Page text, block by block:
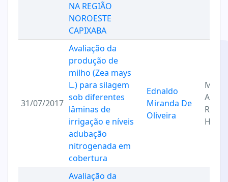
NA REGIÃO
NOROESTE
CAPIXABA
31/07/2017
Avaliação da
produção de
milho (Zea mays
L.) para silagem
sob diferentes
lâminas de
irrigação e níveis
adubação
nitrogenada em
cobertura
Ednaldo
Miranda De
Oliveira
Avaliação da